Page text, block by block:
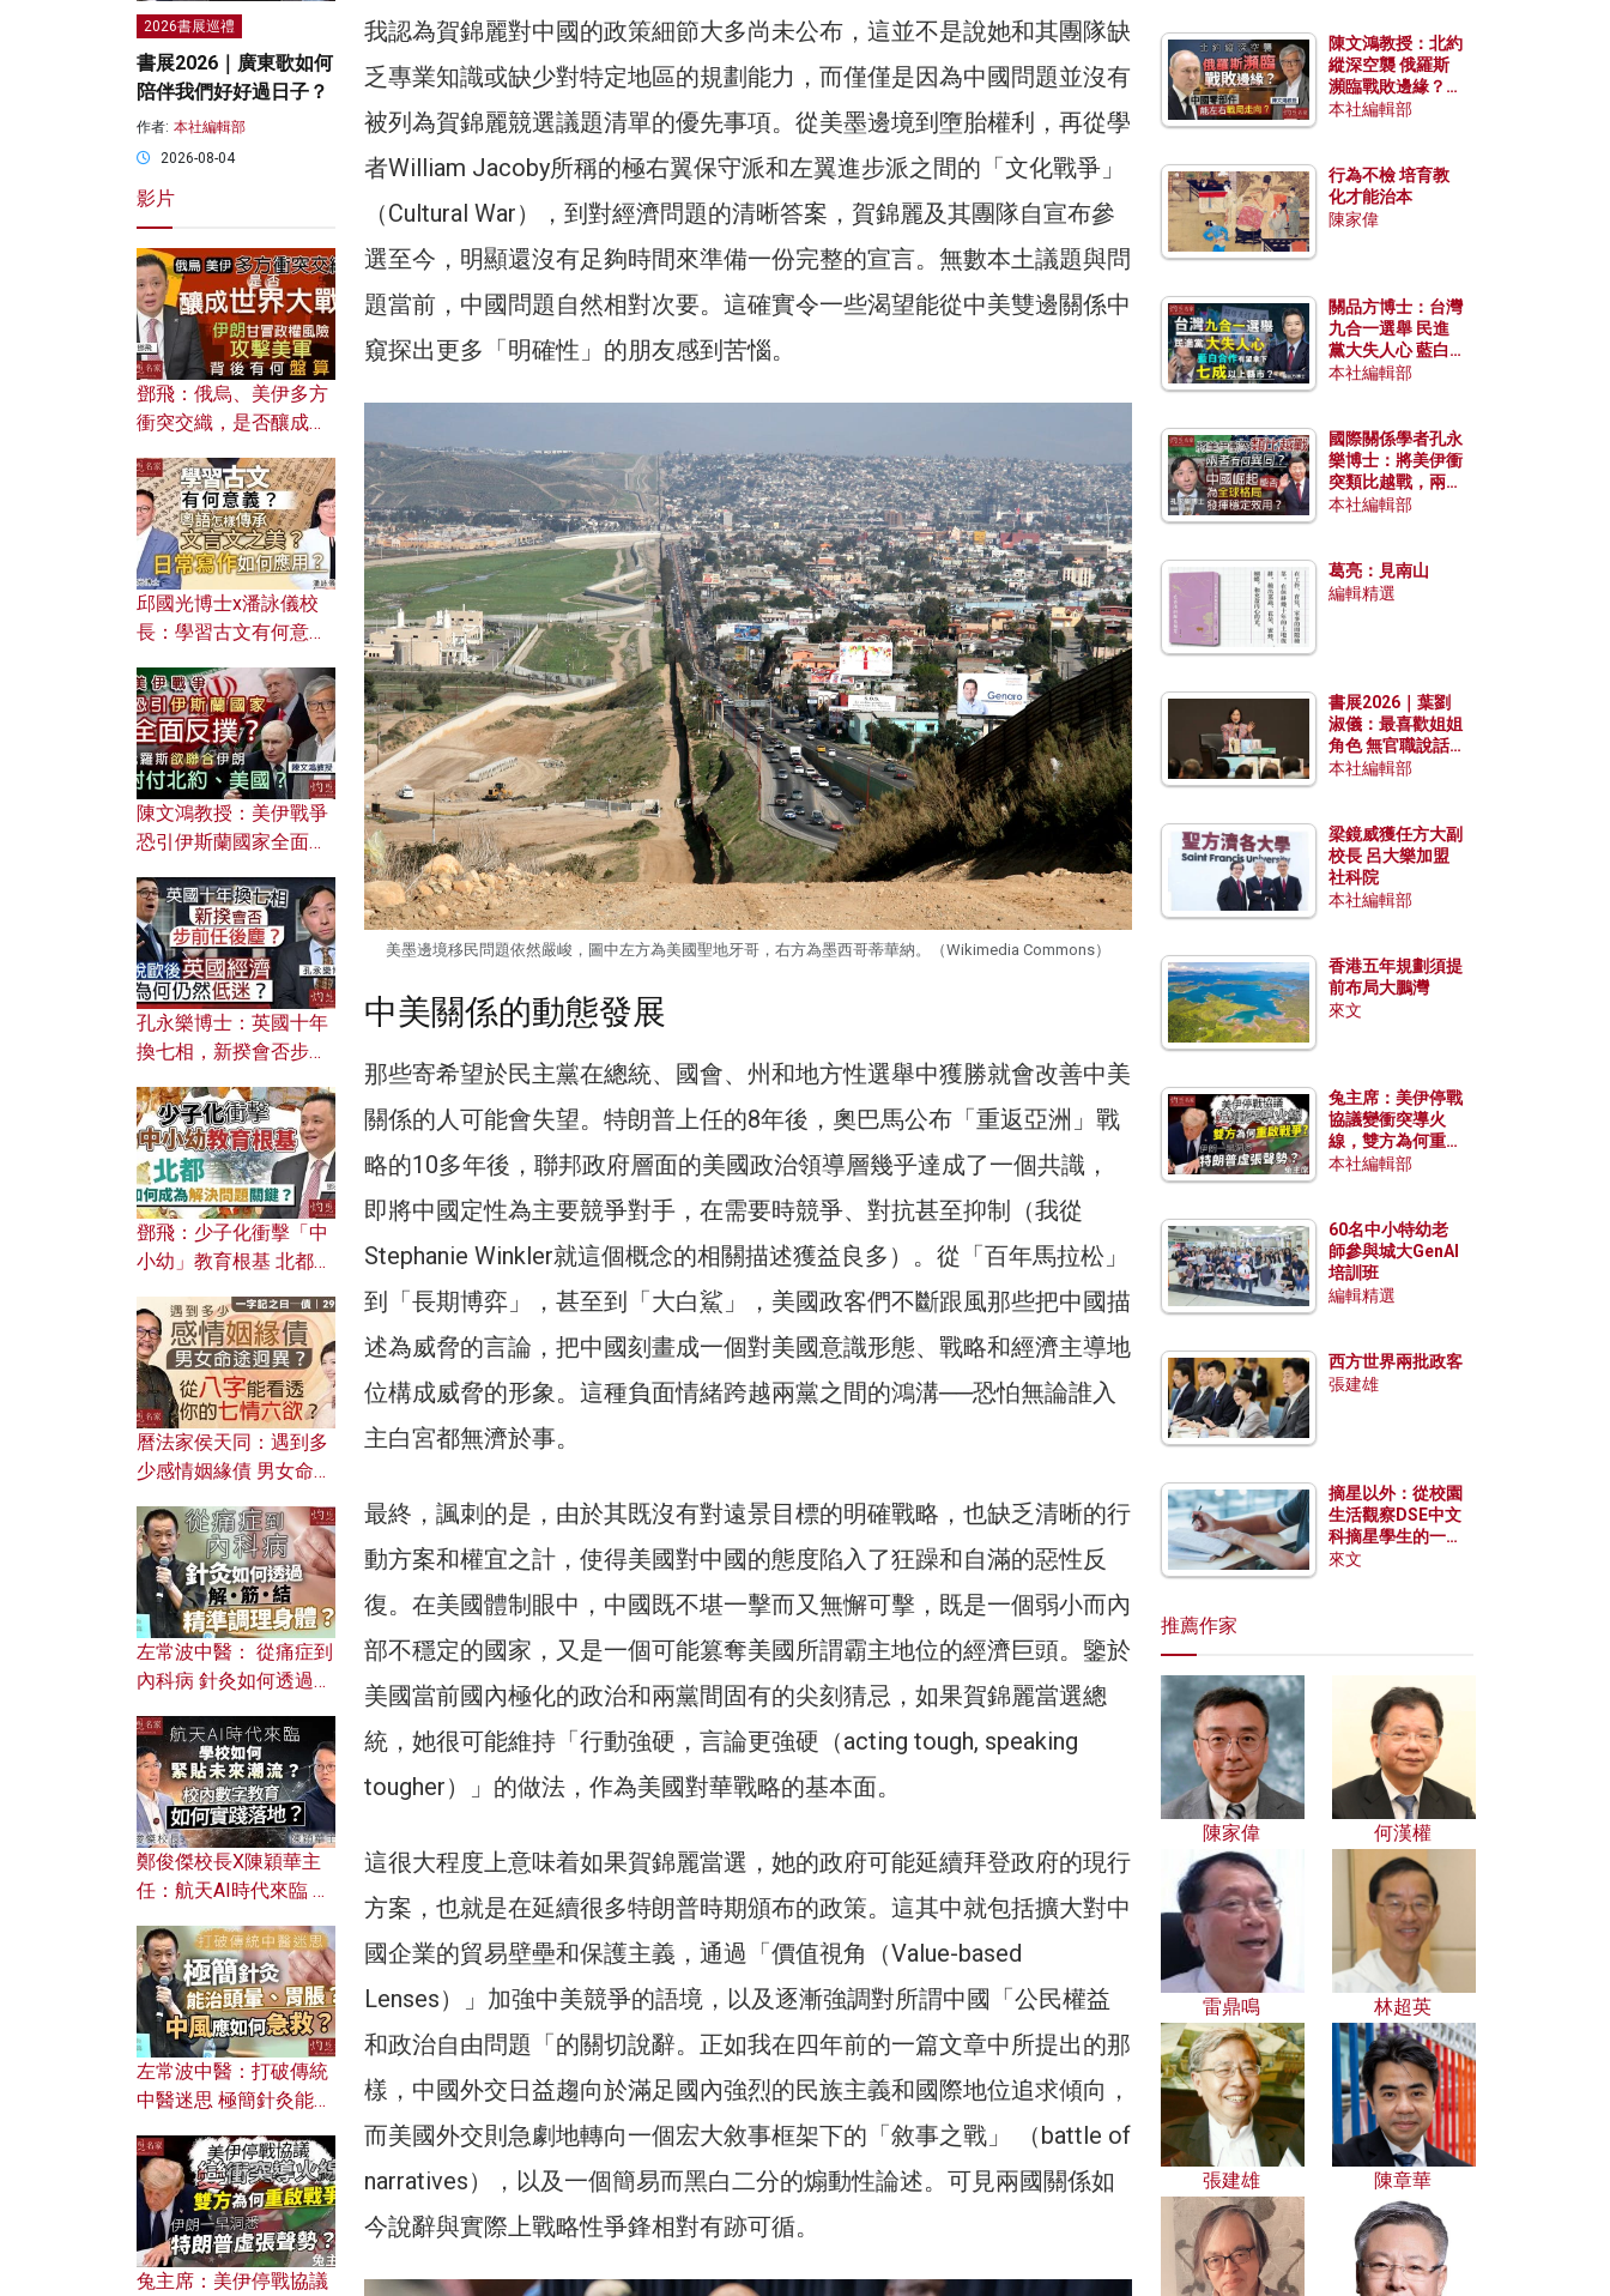
我認為賀錦麗對中國的政策細節大多尚未公布，這並不是說她和其團隊缺
乏專業知識或缺少對特定地區的規劃能力，而僅僅是因為中國問題並沒有
被列為賀錦麗競選議題清單的優先事項。從美墨邊境到墮胎權利，再從學
者William Jacoby所稱的極右翼保守派和左翼進步派之間的「文化戰爭」
（Cultural War），到對經濟問題的清晰答案，賀錦麗及其團隊自宣布參
選至今，明顯還沒有足夠時間來準備一份完整的宣言。無數本土議題與問
題當前，中國問題自然相對次要。這確實令一些渴望能從中美雙邊關係中
窺探出更多「明確性」的朋友感到苦惱。
美墨邊境移民問題依然嚴峻，圖中左方為美國聖地牙哥，右方為墨西哥蒂華納。（Wikimedia Commons）
中美關係的動態發展
那些寄希望於民主黨在總統、國會、州和地方性選舉中獲勝就會改善中美
關係的人可能會失望。特朗普上任的8年後，奧巴馬公布「重返亞洲」戰
略的10多年後，聯邦政府層面的美國政治領導層幾乎達成了一個共識，
即將中國定性為主要競爭對手，在需要時競爭、對抗甚至抑制（我從
Stephanie Winkler就這個概念的相關描述獲益良多）。從「百年馬拉松」
到「長期博弈」，甚至到「大白鯊」，美國政客們不斷跟風那些把中國描
述為威脅的言論，把中國刻畫成一個對美國意識形態、戰略和經濟主導地
位構成威脅的形象。這種負面情緒跨越兩黨之間的鴻溝──恐怕無論誰入
主白宮都無濟於事。
最終，諷刺的是，由於其既沒有對遠景目標的明確戰略，也缺乏清晰的行
動方案和權宜之計，使得美國對中國的態度陷入了狂躁和自滿的惡性反
復。在美國體制眼中，中國既不堪一擊而又無懈可擊，既是一個弱小而內
部不穩定的國家，又是一個可能篡奪美國所謂霸主地位的經濟巨頭。鑒於
美國當前國內極化的政治和兩黨間固有的尖刻猜忌，如果賀錦麗當選總
統，她很可能維持「行動強硬，言論更強硬（acting tough, speaking
tougher）」的做法，作為美國對華戰略的基本面。
這很大程度上意味着如果賀錦麗當選，她的政府可能延續拜登政府的現行
方案，也就是在延續很多特朗普時期頒布的政策。這其中就包括擴大對中
國企業的貿易壁壘和保護主義，通過「價值視角（Value-based
Lenses）」加強中美競爭的語境，以及逐漸強調對所謂中國「公民權益
和政治自由問題「的關切說辭。正如我在四年前的一篇文章中所提出的那
樣，中國外交日益趨向於滿足國內強烈的民族主義和國際地位追求傾向，
而美國外交則急劇地轉向一個宏大敘事框架下的「敘事之戰」 （battle of
narratives），以及一個簡易而黑白二分的煽動性論述。可見兩國關係如
今說辭與實際上戰略性爭鋒相對有跡可循。
2026書展巡禮
書展2026｜廣東歌如何
陪伴我們好好過日子？
作者: 本社編輯部
2026-08-04
影片
鄧飛：俄烏、美伊多方
衝突交織，是否釀成世
風險攻擊美軍，背後有
何盤算？
邱國光博士x潘詠儀校
長：學習古文有何意
文之美？ 日常寫作如何
應用？
陳文鴻教授：美伊戰爭
恐引伊斯蘭國家全面反
對付北約美國？
孔永樂博士：英國十年
換七相，新揆會否步前
濟為何仍然低迷？
鄧飛：少子化衝擊「中
小幼」教育根基 北都如
曆法家侯天同：遇到多
少感情姻緣債 男女命途
的七情六欲？
左常波中醫： 從痛症到
內科病 針灸如何透過解
鄭俊傑校長X陳穎華主
任：航天AI時代來臨 學
校內數字教育如何實踐
落地？
左常波中醫：打破傳統
中醫迷思 極簡針灸能治
何急救？
兔主席：美伊停戰協議
陳文鴻教授：北約
縱深空襲 俄羅斯
瀕臨戰敗邊緣？中
國零部件能左右戰
本社編輯部
行為不檢 培育教
化才能治本
陳家偉
關品方博士：台灣
九合一選舉 民進
黨大失人心 藍白
合作有望拿下七成
本社編輯部
國際關係學者孔永
樂博士：將美伊衝
突類比越戰，兩者
有何異同？中國崛
本社編輯部
葛亮：見南山
編輯精選
書展2026｜葉劉
淑儀：最喜歡姐姐
角色 無官職說話
包袱少
本社編輯部
梁鏡威獲任方大副
校長 呂大樂加盟
社科院
本社編輯部
香港五年規劃須提
前布局大鵬灣
來文
兔主席：美伊停戰
協議變衝突導火
線，雙方為何重啟
戰爭？伊朗一早洞
本社編輯部
60名中小特幼老
師參與城大GenAI
培訓班
編輯精選
西方世界兩批政客
張建雄
摘星以外：從校園
生活觀察DSE中文
科摘星學生的一點
特質
來文
推薦作家
陳家偉 何漢權
雷鼎鳴 林超英
張建雄 陳章華